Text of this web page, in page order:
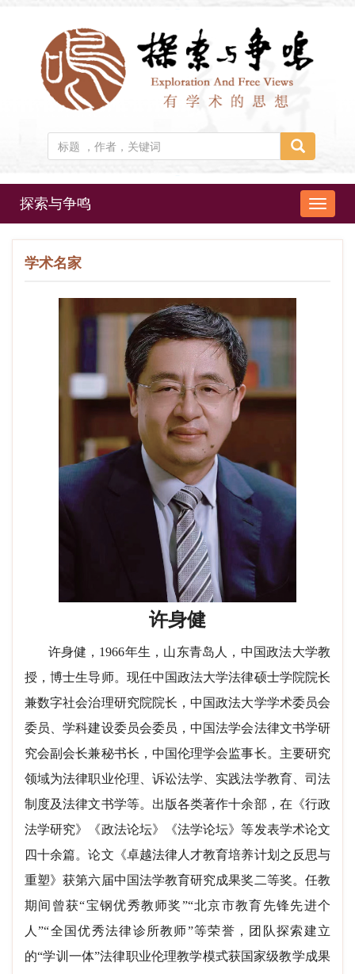
导
航
切
探索与争鸣
学术名家
许身健
许身健，1966年生，山东青岛人，中国政法大学教
授，博士生导师。现任中国政法大学法律硕士学院院长
兼数字社会治理研究院院长，中国政法大学学术委员会
委员、学科建设委员会委员，中国法学会法律文书学研
究会副会长兼秘书长，中国伦理学会监事长。主要研究
领域为法律职业伦理、诉讼法学、实践法学教育、司法
制度及法律文书学等。出版各类著作十余部，在《行政
法学研究》《政法论坛》《法学论坛》等发表学术论文
四十余篇。论文《卓越法律人才教育培养计划之反思与
重塑》获第六届中国法学教育研究成果奖二等奖。任教
期间曾获“宝钢优秀教师奖”“北京市教育先锋先进个
人”“全国优秀法律诊所教师”等荣誉，团队探索建立
的“学训一体”法律职业伦理教学模式获国家级教学成果